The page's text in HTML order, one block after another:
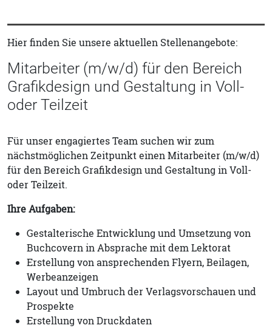
Hier finden Sie unsere aktuellen Stellenangebote:
Mitarbeiter (m/w/d) für den Bereich
Grafikdesign und Gestaltung in Voll-
oder Teilzeit
Für unser engagiertes Team suchen wir zum
nächstmöglichen Zeitpunkt einen Mitarbeiter (m/w/d)
für den Bereich Grafikdesign und Gestaltung in Voll-
oder Teilzeit.
Ihre Aufgaben:
Gestalterische Entwicklung und Umsetzung von
Buchcovern in Absprache mit dem Lektorat
Erstellung von ansprechenden Flyern, Beilagen,
Werbeanzeigen
Layout und Umbruch der Verlagsvorschauen und
Prospekte
Erstellung von Druckdaten